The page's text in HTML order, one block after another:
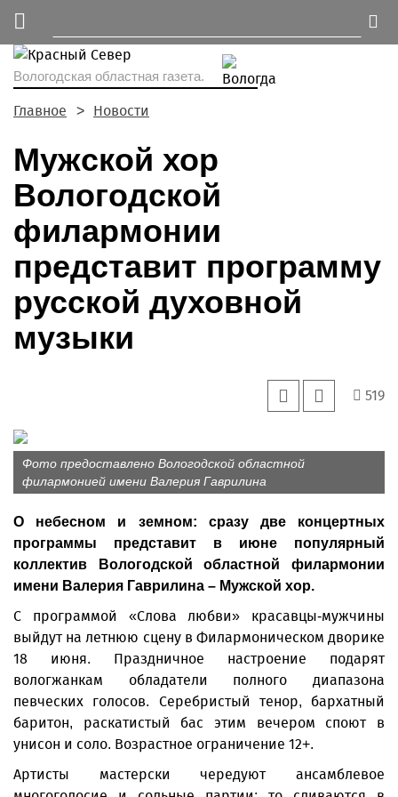
Вологодская областная газета.
Главное Новости
Мужской хор
Вологодской
филармонии
представит программу
русской духовной
музыки
519
Фото предоставлено Вологодской областной
филармонией имени Валерия Гаврилина
О небесном и земном: сразу две концертных
программы представит в июне популярный
коллектив Вологодской областной филармонии
имени Валерия Гаврилина – Мужской хор.
С программой «Слова любви» красавцы-мужчины
выйдут на летнюю сцену в Филармоническом дворике
18 июня. Праздничное настроение подарят
вологжанкам обладатели полного диапазона
певческих голосов. Серебристый тенор, бархатный
баритон, раскатистый бас этим вечером споют в
унисон и соло. Возрастное ограничение 12+.
Артисты мастерски чередуют ансамблевое